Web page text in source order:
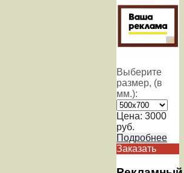
Выберите
размер, (в
мм.):
Цена: 3000
руб.
Подробнее
Заказать